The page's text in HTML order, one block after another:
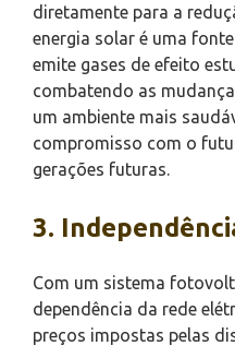
diretamente para a
energia solar é uma
emite gases de efeito
combatendo as
um ambiente mais
compromisso com o
gerações futuras.
3.
Com um sistema
dependência da rede
preços impostas pelas